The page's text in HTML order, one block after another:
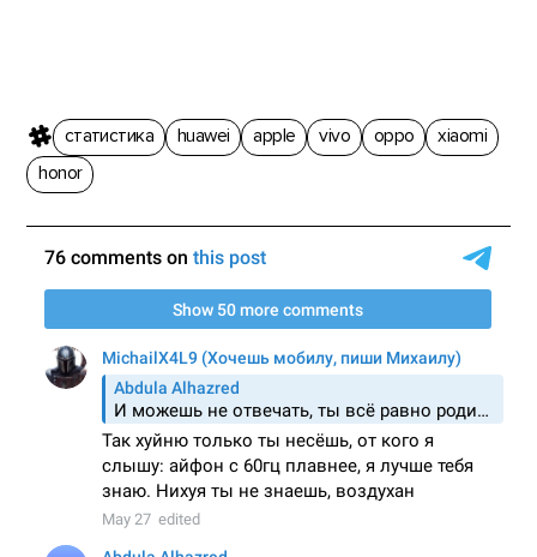
статистика huawei apple vivo oppo
xiaomi
honor